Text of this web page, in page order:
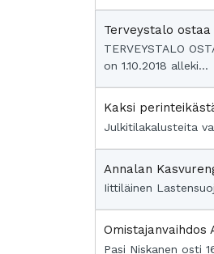
Terveystalo ostaa
TERVEYSTALO
on 1.10.2018 alleki...
Kaksi
Julkitilakalusteita
Annalan
Iittiläinen
Omistajanvaihdos
Pasi Niskanen osti